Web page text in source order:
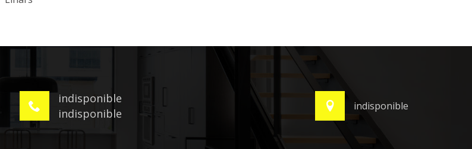
indisponible
indisponible
indisponible